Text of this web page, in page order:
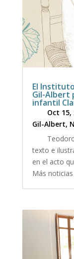
El
Gil-Albert
infantil
Oct 15,
Gil-Albert,
texto e
en el acto
Más noticias